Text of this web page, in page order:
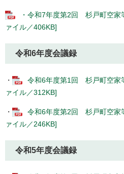
・令和7年度第2回 杉戸町空
ァイル／406KB]
令和6年度会議録
・
令和6年度第1回 杉戸町空家
ァイル／312KB]
・
令和6年度第2回 杉戸町空家
ァイル／246KB]
令和5年度会議録